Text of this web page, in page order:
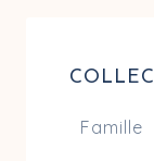
Famille